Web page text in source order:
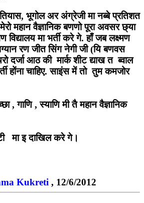
भूगोल अर अंग्रेजी मा नब्बे प्रतिशत
महान वैज्ञानिक बणणो पूरा अवसर छ्या
विद्यालय मा भर्ती करे गे. हाँ जब लक्ष्मण
रण जीत सिंग नेगी जी (यि बणवस
दर्जा आठ की मार्क शीट द्याख त ब्वाल
होंना चाहिए. साइंस में तो तुम कमजोर
, गाणि , स्याणि मी तै महान वैज्ञानिक
मा इ दाखिल करे गे।
Kukreti , 12/6/2012